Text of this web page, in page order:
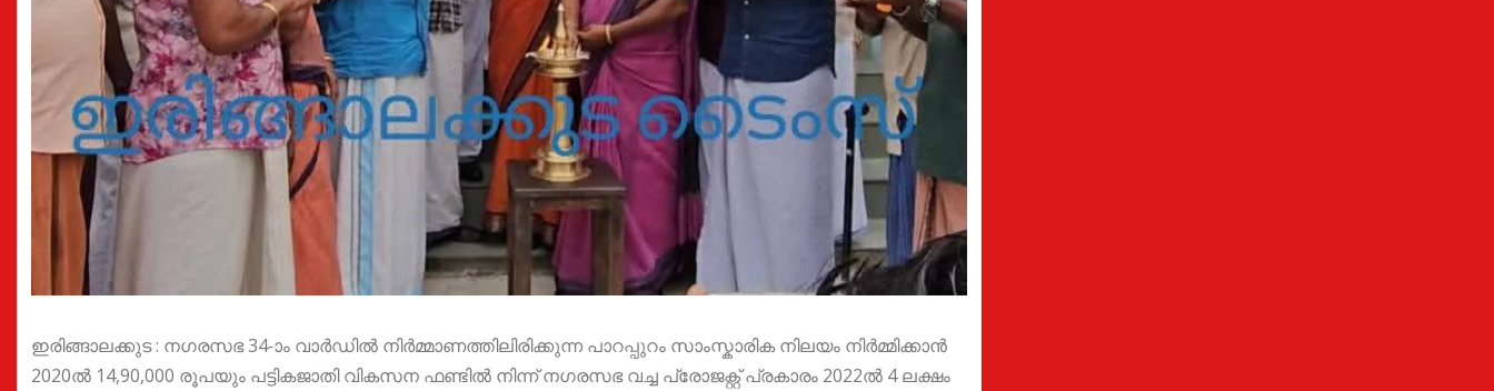
ഇരിങ്ങാലക്കുട : നഗരസഭ 34-ാം വാർഡിൽ നിർമ്മാണത്തിലിരിക്കുന്ന പാറപ്പുറം സാംസ്കാരിക നിലയം നിർമ്മിക്കാൻ
2020ൽ 14,90,000 രൂപയും പട്ടികജാതി വികസന ഫണ്ടിൽ നിന്ന് നഗരസഭ വച്ച പ്രോജക്റ്റ് പ്രകാരം 2022ൽ 4 ലക്ഷം